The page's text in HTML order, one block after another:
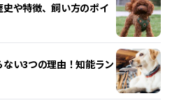
史や特徴、飼い方のポイ
い3つの理由！知能ラン